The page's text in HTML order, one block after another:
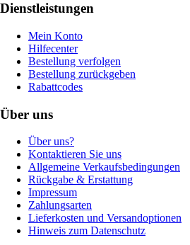
Dienstleistungen
Mein Konto
Hilfecenter
Bestellung verfolgen
Bestellung zurückgeben
Rabattcodes
Über uns
Über uns?
Kontaktieren Sie uns
Allgemeine Verkaufsbedingungen
Rückgabe & Erstattung
Impressum
Zahlungsarten
Lieferkosten und Versandoptionen
Hinweis zum Datenschutz